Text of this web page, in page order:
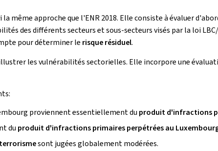
même approche que l'ENR 2018. Elle consiste à évaluer
des différents secteurs et sous-secteurs visés par la loi
pour déterminer le risque résiduel.
illustrer les vulnérabilités sectorielles. Elle incorpore une
proviennent essentiellement du produit d'infractions
du produit d'infractions primaires perpétrées au
sont jugées globalement modérées.